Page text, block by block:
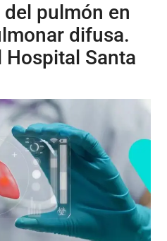
pulmón en
difusa.
Hospital Santa